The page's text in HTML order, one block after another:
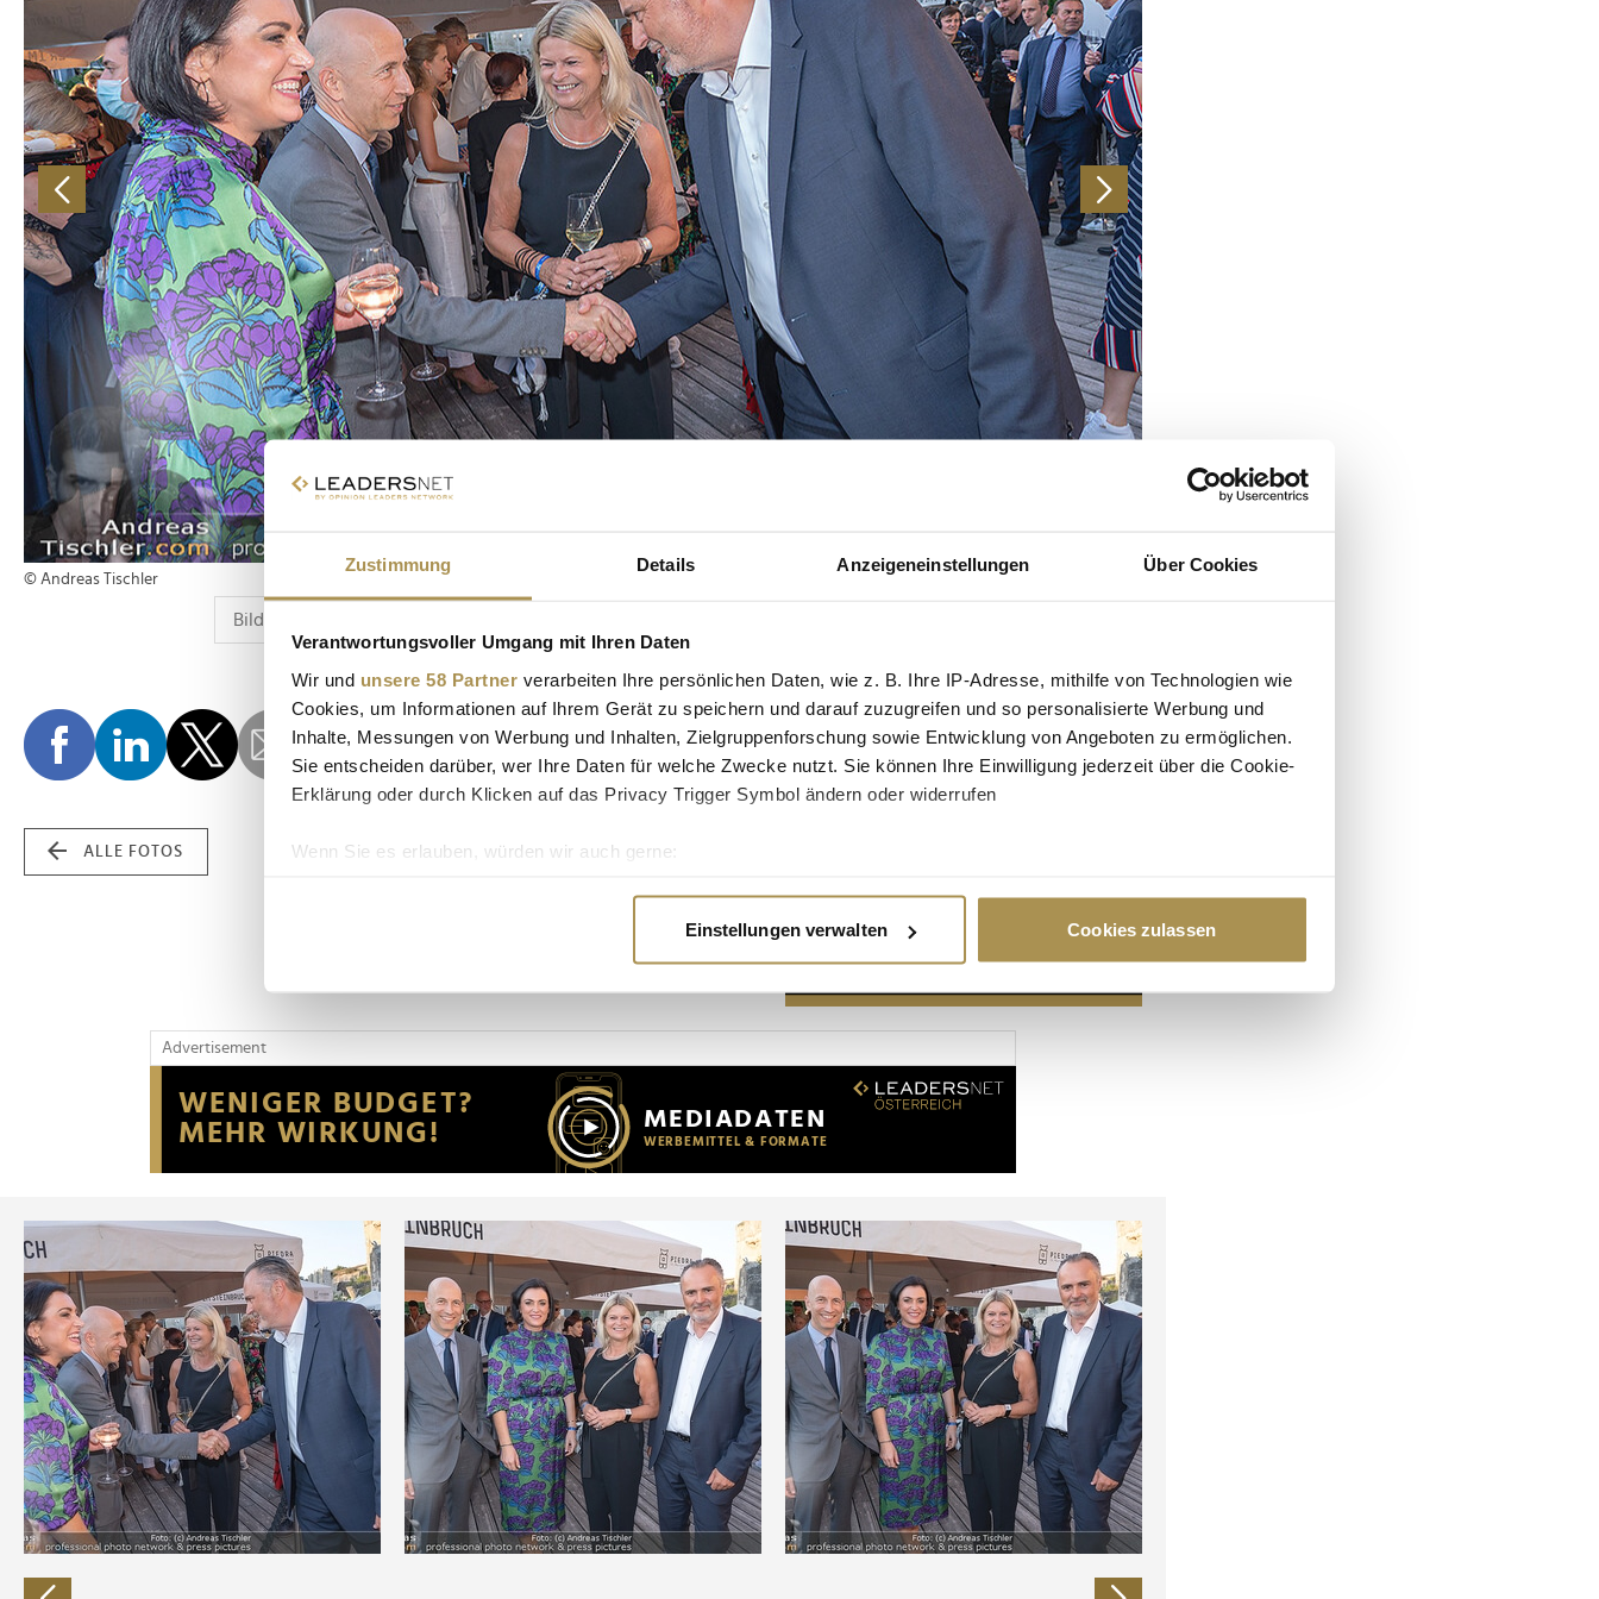
Zustimmung Details Anzeigeneinstellungen Über Cookies
Verantwortungsvoller Umgang mit Ihren Daten
Wir und unsere 58 Partner verarbeiten Ihre persönlichen Daten, wie z. B. Ihre IP-Adresse, mithilfe von Technologien wie
Cookies, um Informationen auf Ihrem Gerät zu speichern und darauf zuzugreifen und so personalisierte Werbung und
Inhalte, Messungen von Werbung und Inhalten, Zielgruppenforschung sowie Entwicklung von Angeboten zu ermöglichen.
Sie entscheiden darüber, wer Ihre Daten für welche Zwecke nutzt. Sie können Ihre Einwilligung jederzeit über die Cookie-
Erklärung oder durch Klicken auf das Privacy Trigger Symbol ändern oder widerrufen
Wenn Sie es erlauben, würden wir auch gerne:
Erfahren Sie mehr darüber, wie Ihre persönlichen Daten verarbeitet werden, und legen Sie Ihre Präferenzen im
Wir verwenden Cookies, um Inhalte und Anzeigen zu personalisieren, Funktionen für soziale Medien anbieten zu können
Website an unsere Partner für soziale Medien, Werbung und Analysen weiter. Unsere Partner führen diese Informationen
möglicherweise mit weiteren Daten zusammen, die Sie ihnen bereitgestellt haben oder die sie im Rahmen Ihrer Nutzung
der Dienste gesammelt haben.
Einstellungen verwalten Cookies zulassen
© Andreas Tischler
ALLE FOTOS
Advertisement
Advertisement